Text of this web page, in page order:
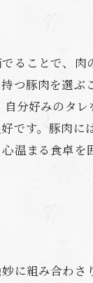
ることで、肉
つ豚肉を選ぶ
分好みのタ
です。豚肉に
温まる食卓
に組み合わさ